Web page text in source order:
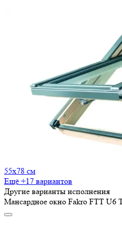
55x78 см
Ещё +17 вариантов
Другие варианты исполнения
Мансардное окно Fakro FTT U6